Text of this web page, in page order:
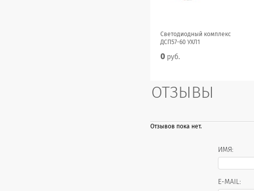
Светодиодный комплекс
ДСП57-60 УХЛ1
0 руб.
ОТЗЫВЫ
Отзывов пока нет.
ИМЯ:
E-MAIL: